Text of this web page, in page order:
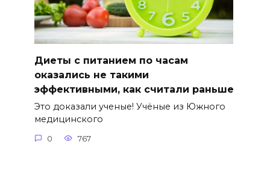
Диеты с питанием по часам
оказались не такими
эффективными, как считали раньше
Это доказали ученые! Учёные из Южного
медицинского
0 767